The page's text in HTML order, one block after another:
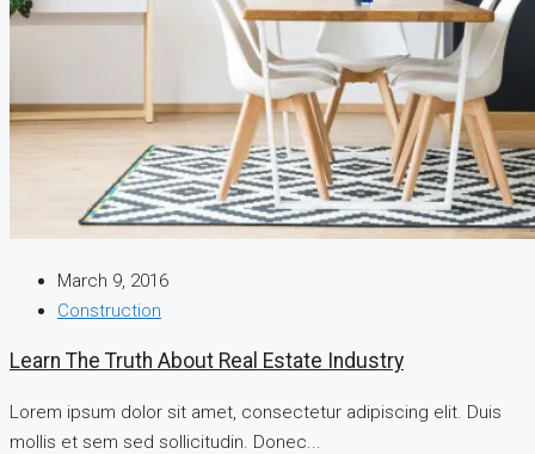
March 9, 2016
Construction
Learn The Truth About Real Estate Industry
Lorem ipsum dolor sit amet, consectetur adipiscing elit. Duis
mollis et sem sed sollicitudin. Donec...